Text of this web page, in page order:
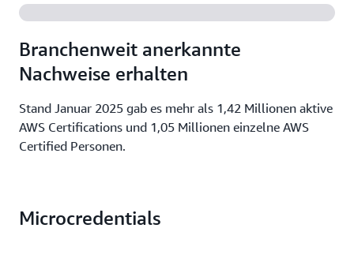
Branchenweit anerkannte
Nachweise erhalten
Stand Januar 2025 gab es mehr als 1,42 Millionen aktive
AWS Certifications und 1,05 Millionen einzelne AWS
Certified Personen.
Microcredentials